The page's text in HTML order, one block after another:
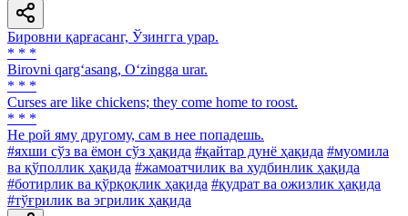
Бировни қарғасанг, Ўзингга урар.
* * *
Birovni qarg‘asang, O‘zingga urar.
* * *
Curses are like chickens; they come home to roost.
* * *
He рой яму другому, сам в нее попадешь.
#яхши сўз ва ёмон сўз ҳақида #қайтар дунё ҳақида #муомила
ва қўполлик ҳақида #жамоатчилик ва худбинлик ҳақида
#ботирлик ва қўрқоқлик ҳақида #қудрат ва ожизлик ҳақида
#тўғрилик ва эгрилик ҳақида